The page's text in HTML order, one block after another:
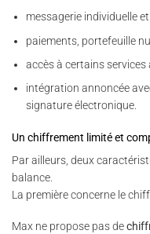
messagerie individuelle
paiements, portefeuille
accès à certains
intégration annoncée
signature électronique.
Un chiffrement limité et
Par ailleurs, deux
balance.
La première concerne le
Max ne propose pas de